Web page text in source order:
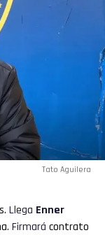
Tato Aguilera
Llega Enner
Firmará contrato